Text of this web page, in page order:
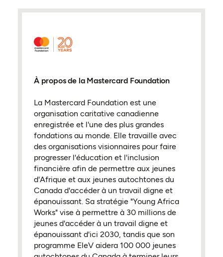
À propos de la Mastercard Foundation
La Mastercard Foundation est une
organisation caritative canadienne
enregistrée et l'une des plus grandes
fondations au monde. Elle travaille avec
des organisations visionnaires pour faire
progresser l'éducation et l'inclusion
financière afin de permettre aux jeunes
d'Afrique et aux jeunes autochtones du
Canada d'accéder à un travail digne et
épanouissant. Sa stratégie "Young Africa
Works" vise à permettre à 30 millions de
jeunes d'accéder à un travail digne et
épanouissant d'ici 2030, tandis que son
programme EleV aidera 100 000 jeunes